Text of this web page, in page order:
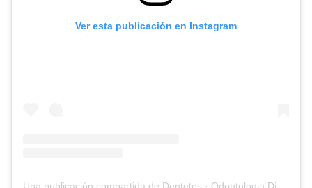
Ver esta publicación en Instagram